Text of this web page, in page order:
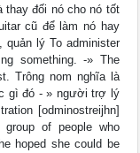
thay đối nó cho nó tốt
cũ để làm nó hay
quản lý To administer
something. -» The
Trông nom nghĩa là
gì đó - » người trợ lý
[odminostreijhn]
of people who
hoped she could be